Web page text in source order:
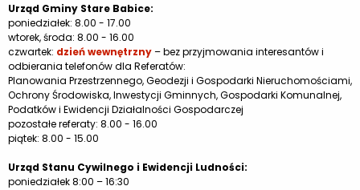
Urząd Gminy Stare Babice:
poniedziałek: 8.00 - 17.00
wtorek, środa: 8.00 - 16.00
czwartek: dzień wewnętrzny– bez przyjmowania interesantów i
odbierania telefonów dla Referatów:
Planowania Przestrzennego, Geodezji i Gospodarki Nieruchomościami,
Ochrony Środowiska, Inwestycji Gminnych, Gospodarki Komunalnej,
Podatków i Ewidencji Działalności Gospodarczej
pozostałe referaty: 8.00 - 16.00
piątek: 8.00 - 15.00
Urząd Stanu Cywilnego i Ewidencji Ludności:
poniedziałek 8:00 – 16:30